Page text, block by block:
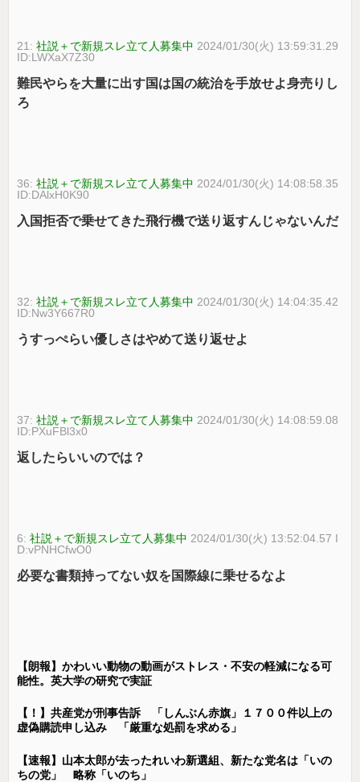
21:社説＋で新規スレ立て人募集中 2024/01/30(火) 13:59:31.29
ID:LWXaX7Z30
難民やらを大量に出す国は国の統治を手放せよ身売りし
ろ
36:社説＋で新規スレ立て人募集中 2024/01/30(火) 14:08:58.35
ID:DAlxH0K90
入国拒否で乗せてきた飛行機で送り返すんじゃないんだ
32:社説＋で新規スレ立て人募集中 2024/01/30(火) 14:04:35.42
ID:Nw3Y667R0
うすっぺらい優しさはやめて送り返せよ
37:社説＋で新規スレ立て人募集中 2024/01/30(火) 14:08:59.08
ID:PXuFBl3x0
返したらいいのでは？
6:社説＋で新規スレ立て人募集中 2024/01/30(火) 13:52:04.57 I
D:vPNHCfwO0
必要な書類持ってない奴を国際線に乗せるなよ
【朗報】かわいい動物の動画がストレス・不安の軽減になる可
能性。英大学の研究で実証
【！】共産党が刑事告訴 「しんぶん赤旗」１７００件以上の
虚偽購読申し込み 「厳重な処罰を求める」
【速報】山本太郎が去ったれいわ新選組、新たな党名は「いの
ちの党」 略称「いのち」